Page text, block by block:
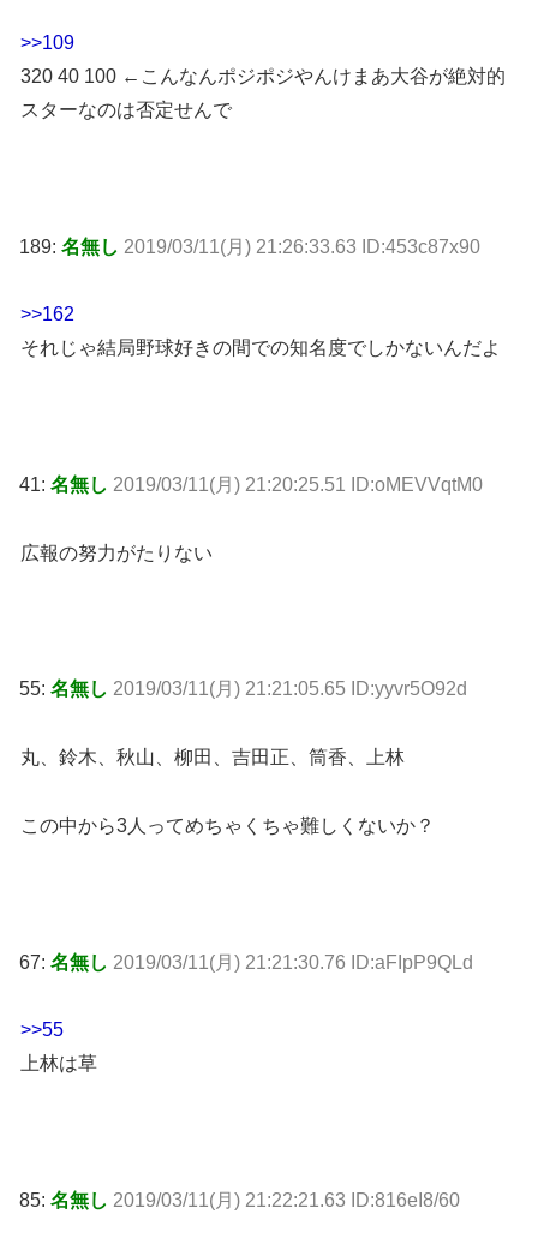
>>109
320 40 100 ←こんなんポジポジやんけまあ大谷が絶対的
スターなのは否定せんで
189: 名無し 2019/03/11(月) 21:26:33.63 ID:453c87x90
>>162
それじゃ結局野球好きの間での知名度でしかないんだよ
41: 名無し 2019/03/11(月) 21:20:25.51 ID:oMEVVqtM0
広報の努力がたりない
55: 名無し 2019/03/11(月) 21:21:05.65 ID:yyvr5O92d
丸、鈴木、秋山、柳田、吉田正、筒香、上林
この中から3人ってめちゃくちゃ難しくないか？
67: 名無し 2019/03/11(月) 21:21:30.76 ID:aFIpP9QLd
>>55
上林は草
85: 名無し 2019/03/11(月) 21:22:21.63 ID:816eI8/60